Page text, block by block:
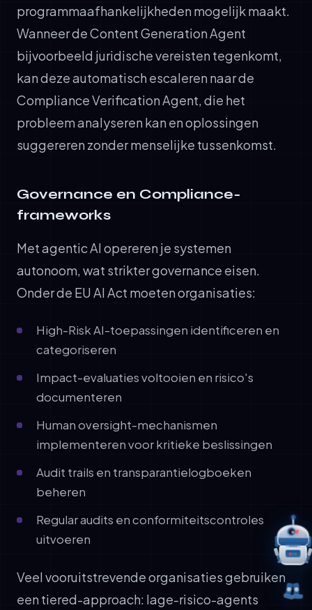
programmaafhankelijkheden mogelijk maakt.
Wanneer de Content Generation Agent
bijvoorbeeld juridische vereisten tegenkomt,
kan deze automatisch escaleren naar de
Compliance Verification Agent, die het
probleem analyseren kan en oplossingen
suggereren zonder menselijke tussenkomst.
Governance en Compliance-
frameworks
Met agentic AI opereren je systemen
autonoom, wat strikter governance eisen.
Onder de EU AI Act moeten organisaties:
High-Risk AI-toepassingen identificeren en
categoriseren
Impact-evaluaties voltooien en risico's
documenteren
Human oversight-mechanismen
implementeren voor kritieke beslissingen
Audit trails en transparantielogboeken
beheren
Regular audits en conformiteitscontroles
uitvoeren
Veel vooruitstrevende organisaties gebruiken
een tiered-approach: lage-risico-agents